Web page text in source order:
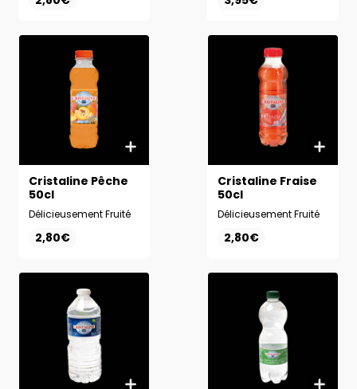
Cristaline Pêche
50cl
Délicieusement Fruité
2,80€
Cristaline Fraise
50cl
Délicieusement Fruité
2,80€